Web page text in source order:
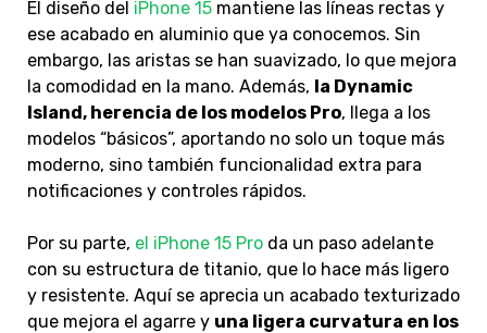
El diseño del iPhone 15 mantiene las líneas rectas y
ese acabado en aluminio que ya conocemos. Sin
embargo, las aristas se han suavizado, lo que mejora
la comodidad en la mano. Además, la Dynamic
Island, herencia de los modelos Pro, llega a los
modelos “básicos”, aportando no solo un toque más
moderno, sino también funcionalidad extra para
notificaciones y controles rápidos.
Por su parte, el iPhone 15 Pro da un paso adelante
con su estructura de titanio, que lo hace más ligero
y resistente. Aquí se aprecia un acabado texturizado
que mejora el agarre y una ligera curvatura en los